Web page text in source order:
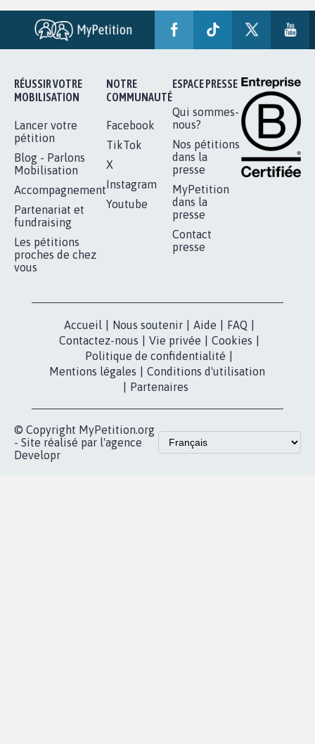
RÉUSSIR VOTRE
MOBILISATION
Lancer votre
pétition
Blog - Parlons
Mobilisation
Accompagnement
Partenariat et
fundraising
Les pétitions
proches de chez
vous
NOTRE
COMMUNAUTÉ
Facebook
TikTok
X
Instagram
Youtube
ESPACE PRESSE
Qui sommes-
nous?
Nos pétitions
dans la
presse
MyPetition
dans la
presse
Contact
presse
Accueil Nous soutenir Aide FAQ
Contactez-nous
Vie privée Cookies
Politique de confidentialité
Mentions légales
Conditions d'utilisation
Partenaires
© Copyright MyPetition.org
- Site réalisé par l'agence
Developr